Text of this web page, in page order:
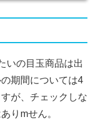
いの目玉商品は出
期間については4
が、チェックしな
りmせん。